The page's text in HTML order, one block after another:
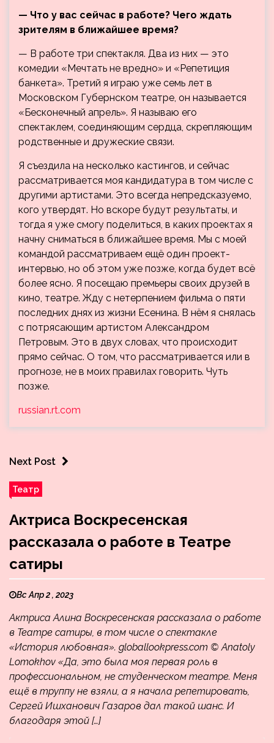
— Что у вас сейчас в работе? Чего ждать
зрителям в ближайшее время?
— В работе три спектакля. Два из них — это
комедии «Мечтать не вредно» и «Репетиция
банкета». Третий я играю уже семь лет в
Московском Губернском театре, он называется
«Бесконечный апрель». Я называю его
спектаклем, соединяющим сердца, скрепляющим
родственные и дружеские связи.
Я съездила на несколько кастингов, и сейчас
рассматривается моя кандидатура в том числе с
другими артистами. Это всегда непредсказуемо,
кого утвердят. Но вскоре будут результаты, и
тогда я уже смогу поделиться, в каких проектах я
начну сниматься в ближайшее время. Мы с моей
командой рассматриваем ещё один проект-
интервью, но об этом уже позже, когда будет всё
более ясно. Я посещаю премьеры своих друзей в
кино, театре. Жду с нетерпением фильма о пяти
последних днях из жизни Есенина. В нём я снялась
с потрясающим артистом Александром
Петровым. Это в двух словах, что происходит
прямо сейчас. О том, что рассматривается или в
прогнозе, не в моих правилах говорить. Чуть
позже.
russian.rt.com
Next Post
Театр
Актриса Воскресенская
рассказала о работе в Театре
сатиры
Вс Апр 2 , 2023
Актриса Алина Воскресенская рассказала о работе
в Театре сатиры, в том числе о спектакле
«История любовная». globallookpress.com © Anatoly
Lomokhov «Да, это была моя первая роль в
профессиональном, не студенческом театре. Меня
ещё в труппу не взяли, а я начала репетировать,
Сергей Ишханович Газаров дал такой шанс. И
благодаря этой […]